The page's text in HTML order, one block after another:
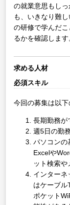
の就業意思もし
も、いきなり難
の研修で学んだ
るかを確認します
求める人材
必須スキル
今回の募集は以下
長期勤務が
週5日の勤
パソコンの
Excelや
ット検索や
インターネ
はケーブル
ポケット